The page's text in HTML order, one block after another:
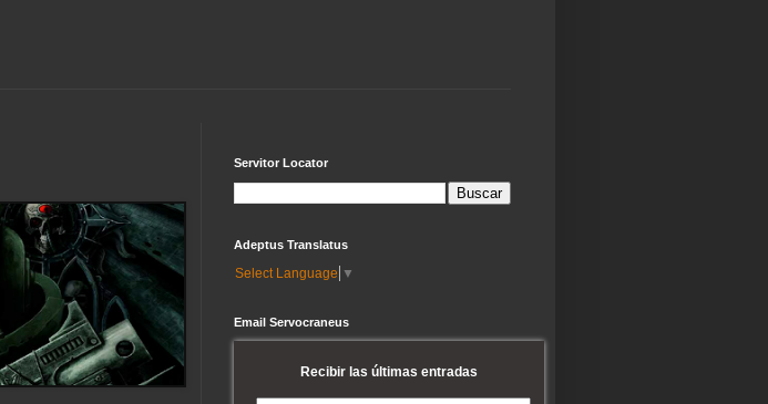
Servitor Locator
Adeptus Translatus
Select Language ▼
Email Servocraneus
Recibir las últimas entradas